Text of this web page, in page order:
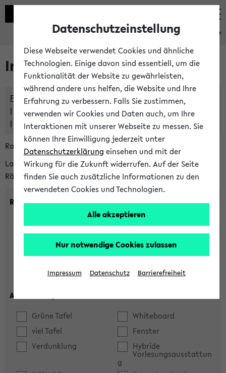
eKVV
Im eKVV verwaltete Räume
Freie Räume und Veranstaltungsüberschneidungen
Raumüberschneidungen
Hinweise der zentralen Raumvergabe
Raumanfragen:
raumvergabe@uni-bielefeld.de
Lassen Sie sich alle Räume anzeigen oder suchen Sie nach
Räumen mit bestimmten Eigenschaften:
Raumkriterien:
max. Plätze:
Ausstattung:
Grüne Tafel
Whiteboard
viel Tafel
Fenster
Verdunklung
Hybride
Vorlesungsausstattun
g
Datenschutzeinstellung
Diese Webseite verwendet Cookies und ähnliche
Technologien. Einige davon sind essentiell, um die
Funktionalität der Website zu gewährleisten,
während andere uns helfen, die Website und Ihre
Erfahrung zu verbessern. Falls Sie zustimmen,
verwenden wir Cookies und Daten auch, um Ihre
Interaktionen mit unserer Webseite zu messen. Sie
können Ihre Einwilligung jederzeit unter
Datenschutzerklärung einsehen und mit der
Wirkung für die Zukunft widerrufen. Auf der Seite
finden Sie auch zusätzliche Informationen zu den
verwendeten Cookies und Technologien.
Alle akzeptieren
Nur notwendige Cookies zulassen
Impressum Datenschutz Barrierefreiheit